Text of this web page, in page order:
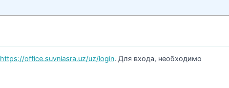
https://office.suvniasra.uz/uz/login. Для входа, необходимо